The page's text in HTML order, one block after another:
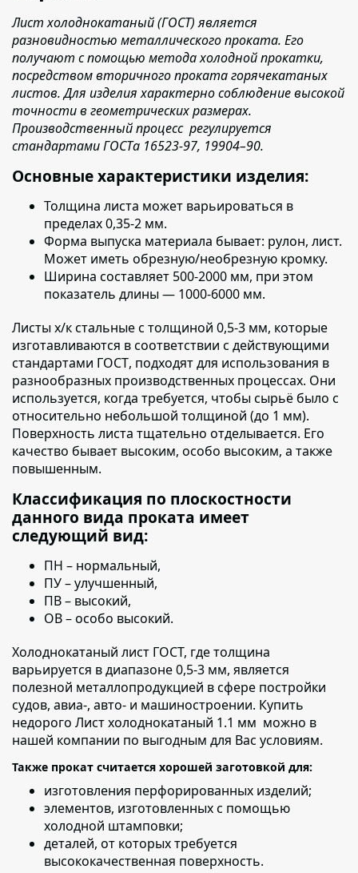
Лист холоднокатаный (ГОСТ) является
разновидностью металлического проката. Его
получают с помощью метода холодной прокатки,
посредством вторичного проката горячекатаных
листов. Для изделия характерно соблюдение высокой
точности в геометрических размерах.
Производственный процесс регулируется
стандартами ГОСТа 16523-97, 19904–90.
Основные характеристики изделия:
Толщина листа может варьироваться в
пределах 0,35-2 мм.
Форма выпуска материала бывает: рулон, лист.
Может иметь обрезную/необрезную кромку.
Ширина составляет 500-2000 мм, при этом
показатель длины — 1000-6000 мм.
Листы х/к стальные с толщиной 0,5-3 мм, которые
изготавливаются в соответствии с действующими
стандартами ГОСТ, подходят для использования в
разнообразных производственных процессах. Они
используется, когда требуется, чтобы сырьё было с
относительно небольшой толщиной (до 1 мм).
Поверхность листа тщательно отделывается. Его
качество бывает высоким, особо высоким, а также
повышенным.
Классификация по плоскостности
данного вида проката имеет
следующий вид:
ПН – нормальный,
ПУ – улучшенный,
ПВ – высокий,
ОВ – особо высокий.
Холоднокатаный лист ГОСТ, где толщина
варьируется в диапазоне 0,5-3 мм, является
полезной металлопродукцией в сфере постройки
судов, авиа-, авто- и машиностроении. Купить
недорого Лист холоднокатаный 1.1 мм можно в
нашей компании по выгодным для Вас условиям.
Также прокат считается хорошей заготовкой для:
изготовления перфорированных изделий;
элементов, изготовленных с помощью
холодной штамповки;
деталей, от которых требуется
высококачественная поверхность.